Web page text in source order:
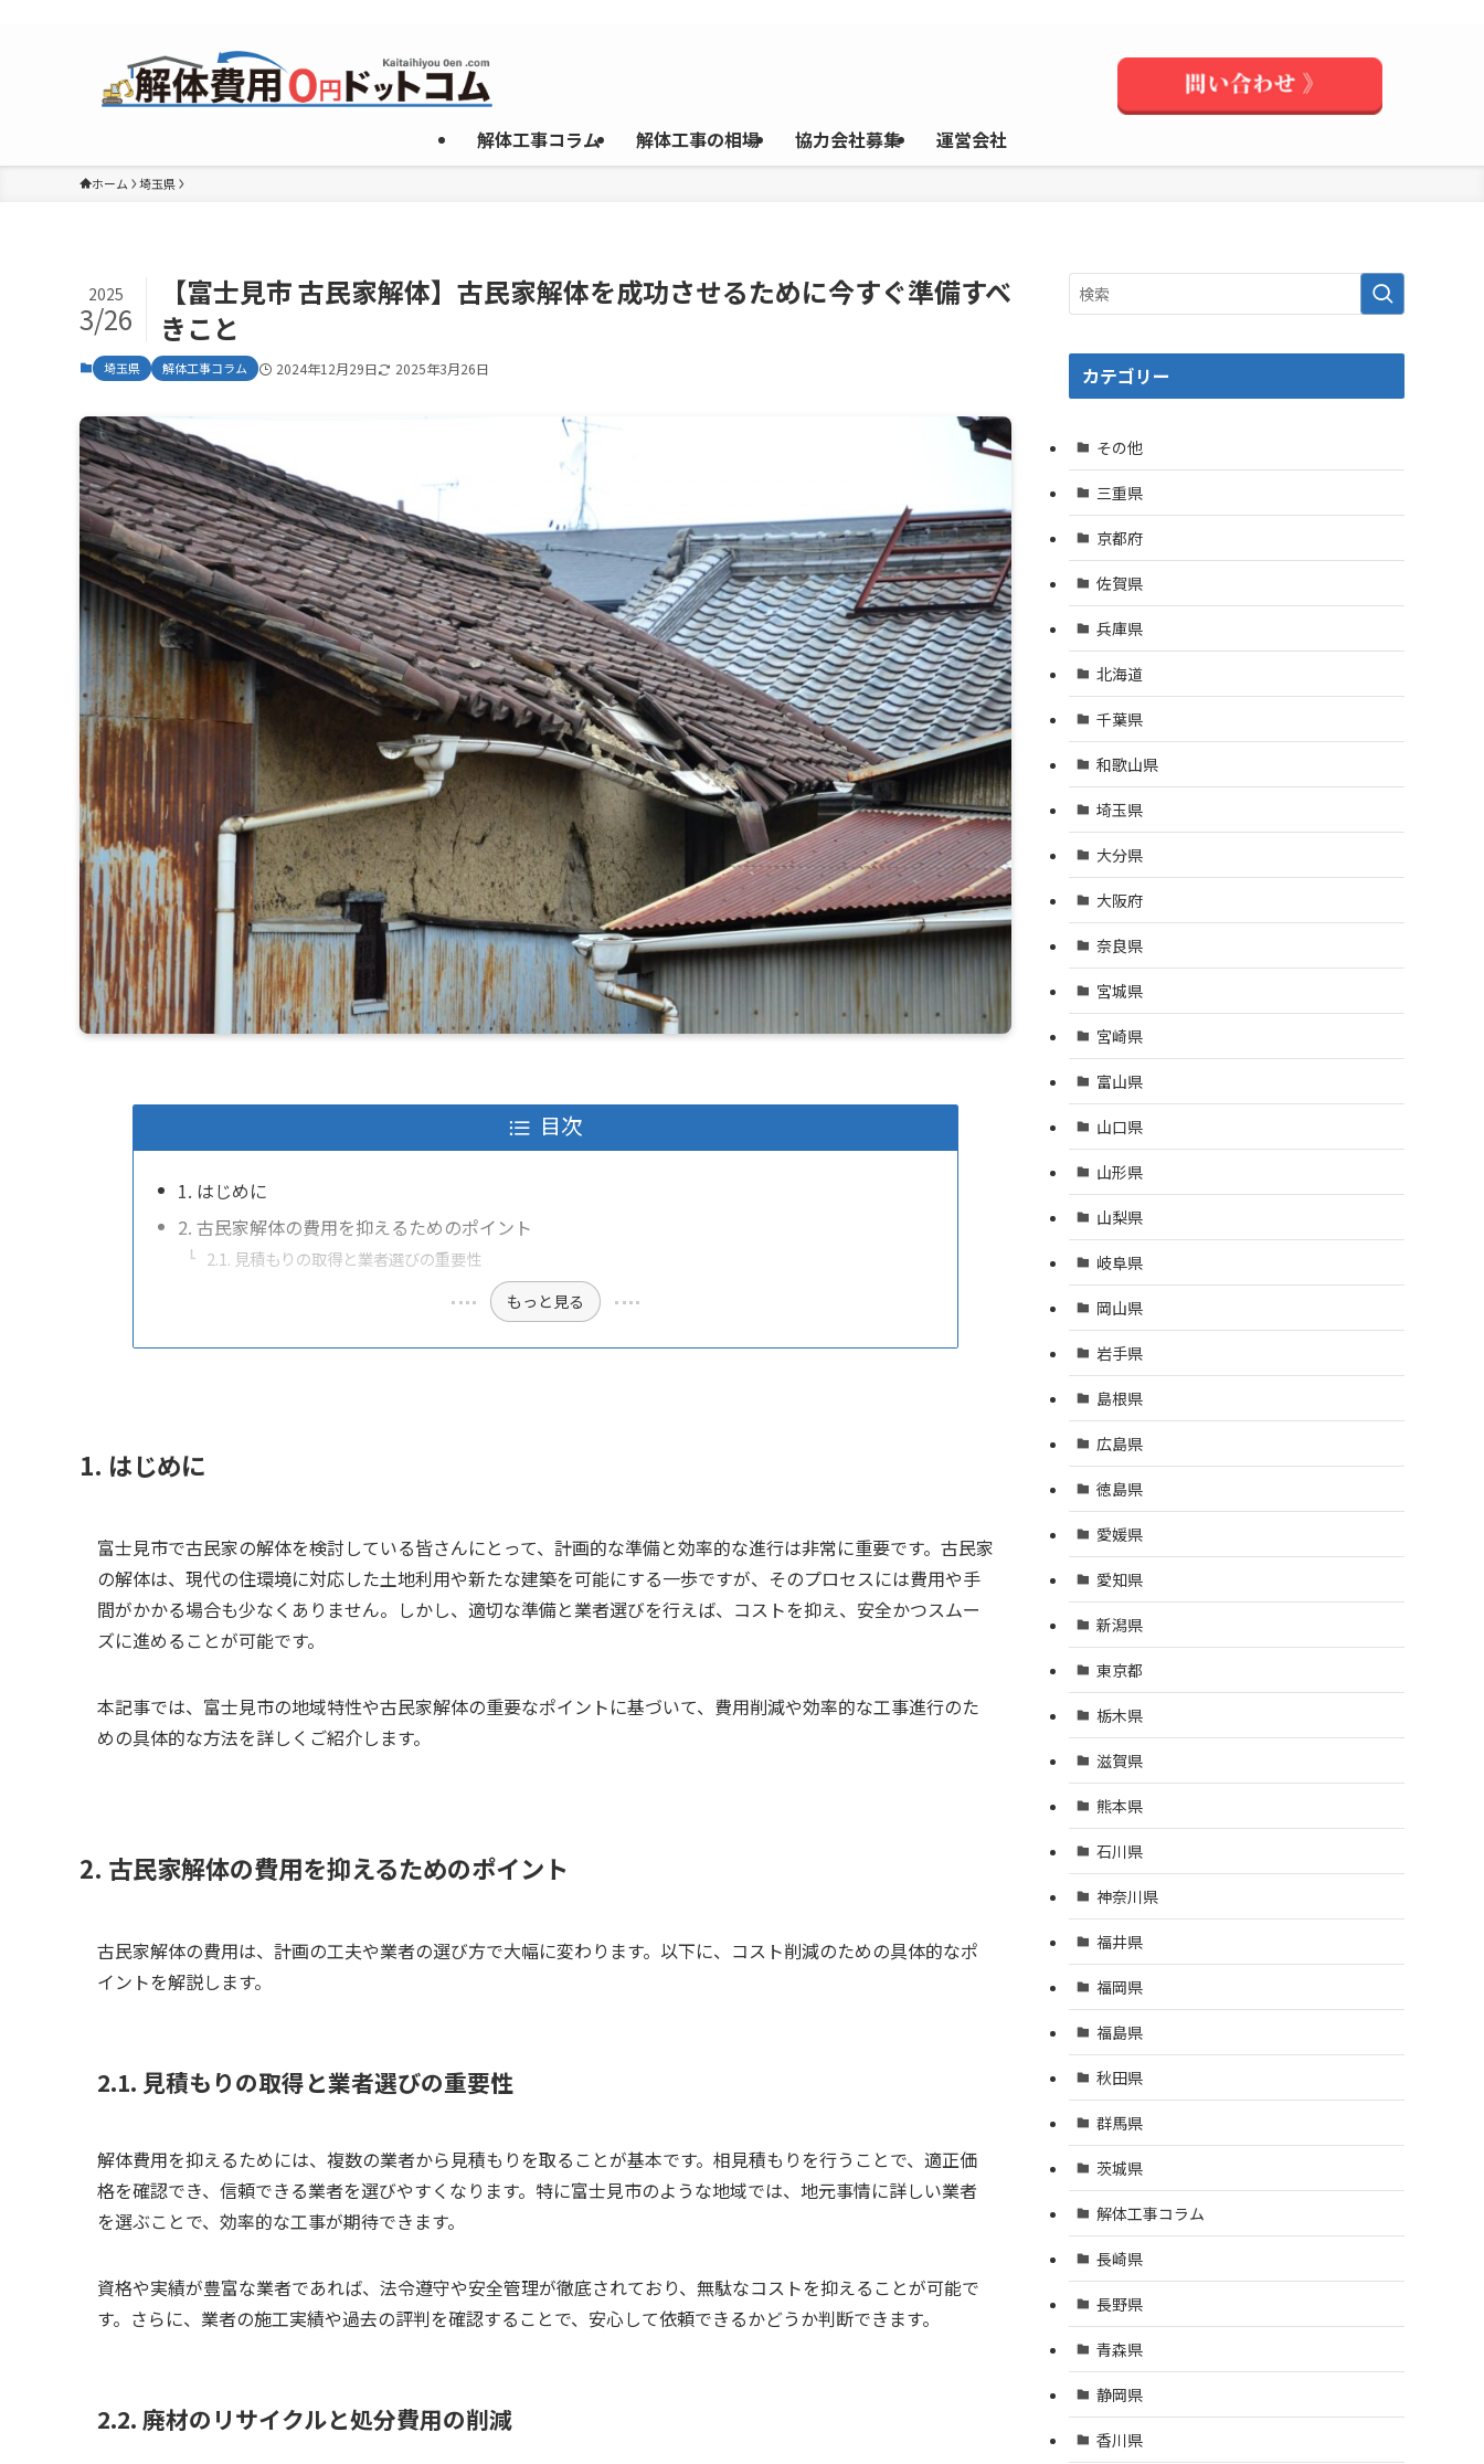
解体工事コラム 解体工事の相場 協力会社募集 運営会社
ホーム 埼玉県
【富士見市 古民家解体】古民家解体を成功させるために今すぐ準備すべ
きこと
2025
3/26
埼玉県 解体工事コラム 2024年12月29日 2025年3月26日
目次
1. はじめに
2. 古民家解体の費用を抑えるためのポイント
2.1. 見積もりの取得と業者選びの重要性
もっと見る
1. はじめに
富士見市で古民家の解体を検討している皆さんにとって、計画的な準備と効率的な進行は非常に重要です。古民家
の解体は、現代の住環境に対応した土地利用や新たな建築を可能にする一歩ですが、そのプロセスには費用や手
間がかかる場合も少なくありません。しかし、適切な準備と業者選びを行えば、コストを抑え、安全かつスムー
ズに進めることが可能です。
本記事では、富士見市の地域特性や古民家解体の重要なポイントに基づいて、費用削減や効率的な工事進行のた
めの具体的な方法を詳しくご紹介します。
2. 古民家解体の費用を抑えるためのポイント
古民家解体の費用は、計画の工夫や業者の選び方で大幅に変わります。以下に、コスト削減のための具体的なポ
イントを解説します。
2.1. 見積もりの取得と業者選びの重要性
解体費用を抑えるためには、複数の業者から見積もりを取ることが基本です。相見積もりを行うことで、適正価
格を確認でき、信頼できる業者を選びやすくなります。特に富士見市のような地域では、地元事情に詳しい業者
を選ぶことで、効率的な工事が期待できます。
資格や実績が豊富な業者であれば、法令遵守や安全管理が徹底されており、無駄なコストを抑えることが可能で
す。さらに、業者の施工実績や過去の評判を確認することで、安心して依頼できるかどうか判断できます。
2.2. 廃材のリサイクルと処分費用の削減
カテゴリー
その他
三重県
京都府
佐賀県
兵庫県
北海道
千葉県
和歌山県
埼玉県
大分県
大阪府
奈良県
宮城県
宮崎県
富山県
山口県
山形県
山梨県
岐阜県
岡山県
岩手県
島根県
広島県
徳島県
愛媛県
愛知県
新潟県
東京都
栃木県
滋賀県
熊本県
石川県
神奈川県
福井県
福岡県
福島県
秋田県
群馬県
茨城県
解体工事コラム
長崎県
長野県
青森県
静岡県
香川県